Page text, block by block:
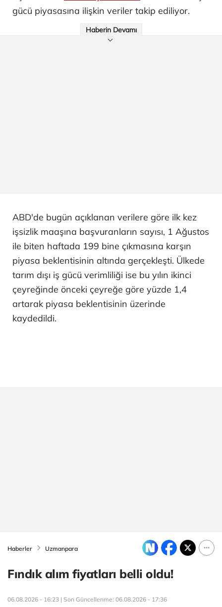
gücü piyasasına ilişkin veriler takip ediliyor.
Haberin Devamı
ABD'de bugün açıklanan verilere göre ilk kez
işsizlik maaşına başvuranların sayısı, 1 Ağustos
ile biten haftada 199 bine çıkmasına karşın
piyasa beklentisinin altında gerçekleşti. Ülkede
tarım dışı iş gücü verimliliği ise bu yılın ikinci
çeyreğinde önceki çeyreğe göre yüzde 1,4
artarak piyasa beklentisinin üzerinde
kaydedildi.
Haberler Uzmanpara
Fındık alım fiyatları belli oldu!
06.08.2026 - 16:23 | Son Güncellenme: 06.08.2026 - 17:36